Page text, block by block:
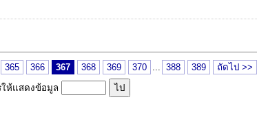
365 366 367 368 369 370 388 389
ถัดไป >>
ให้แสดงข้อมูล